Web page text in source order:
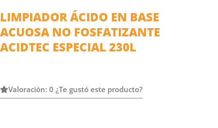
LIMPIADOR ÁCIDO EN BASE
ACUOSA NO FOSFATIZANTE
ACIDTEC ESPECIAL 230L
Valoración: 0 ¿Te gustó este producto?